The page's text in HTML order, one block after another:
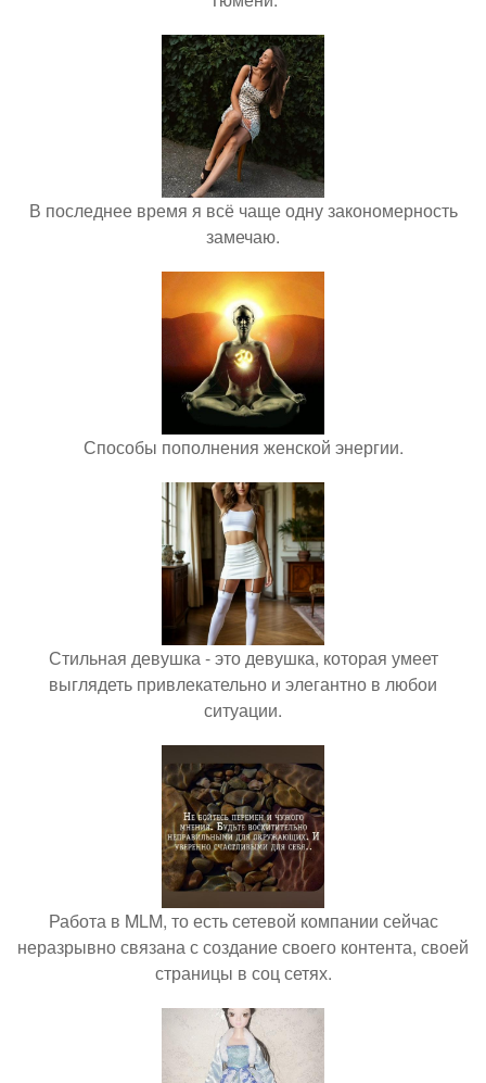
В последнее время я всё чаще одну закономерность
замечаю.
Способы пополнения женской энергии.
Стильная девушка - это девушка, которая умеет
выглядеть привлекательно и элегантно в любои
ситуации.
Работа в MLM, то есть сетевой компании сейчас
неразрывно связана с создание своего контента, своей
страницы в соц сетях.